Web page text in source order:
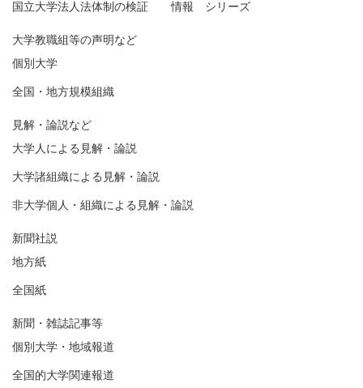
国立大学法人法体制の検証 情報 シリーズ
大学教職組等の声明など
個別大学
全国・地方規模組織
見解・論説など
大学人による見解・論説
大学諸組織による見解・論説
非大学個人・組織による見解・論説
新聞社説
地方紙
全国紙
新聞・雑誌記事等
個別大学・地域報道
全国的大学関連報道